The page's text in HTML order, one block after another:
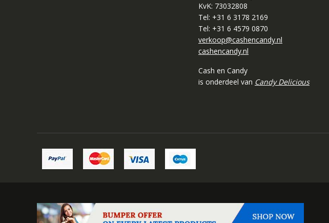
KvK: 73032808
Tel: +31 6 3178 2169
Tel: +31 6 4579 0870
verkoop@cashencandy.nl
cashencandy.nl
Cash en Candy
is onderdeel van Candy Delicious